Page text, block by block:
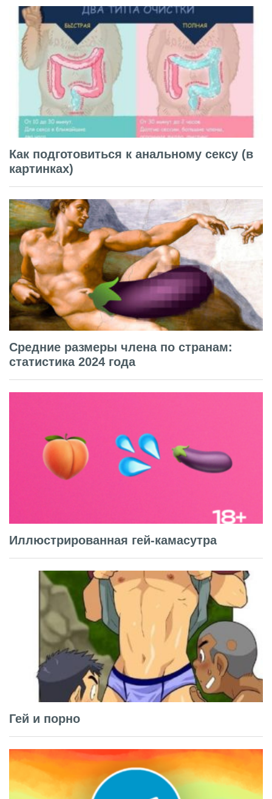
Как подготовиться к анальному сексу (в
картинках)
Средние размеры члена по странам:
статистика 2024 года
Иллюстрированная гей-камасутра
Гей и порно